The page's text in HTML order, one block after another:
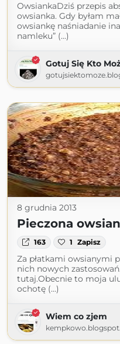
OwsiankaDziś przepis
owsianka. Gdy byłam
owsiankę naśniadanie
namleku” (...)
Gotuj Się Kto
8 grudnia 2013
Pieczona
163 1 Zapisz
Za płatkami owsianymi
nich nowych
tutaj.Obecnie to moja
ochotę (...)
Wiem co zjem